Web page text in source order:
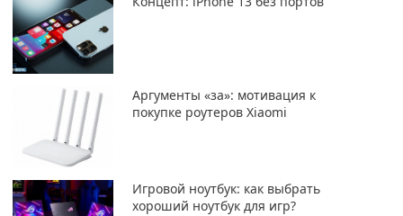
Аргументы «за»: мотивация к
покупке роутеров Xiaomi
Игровой ноутбук: как выбрать
хороший ноутбук для игр?